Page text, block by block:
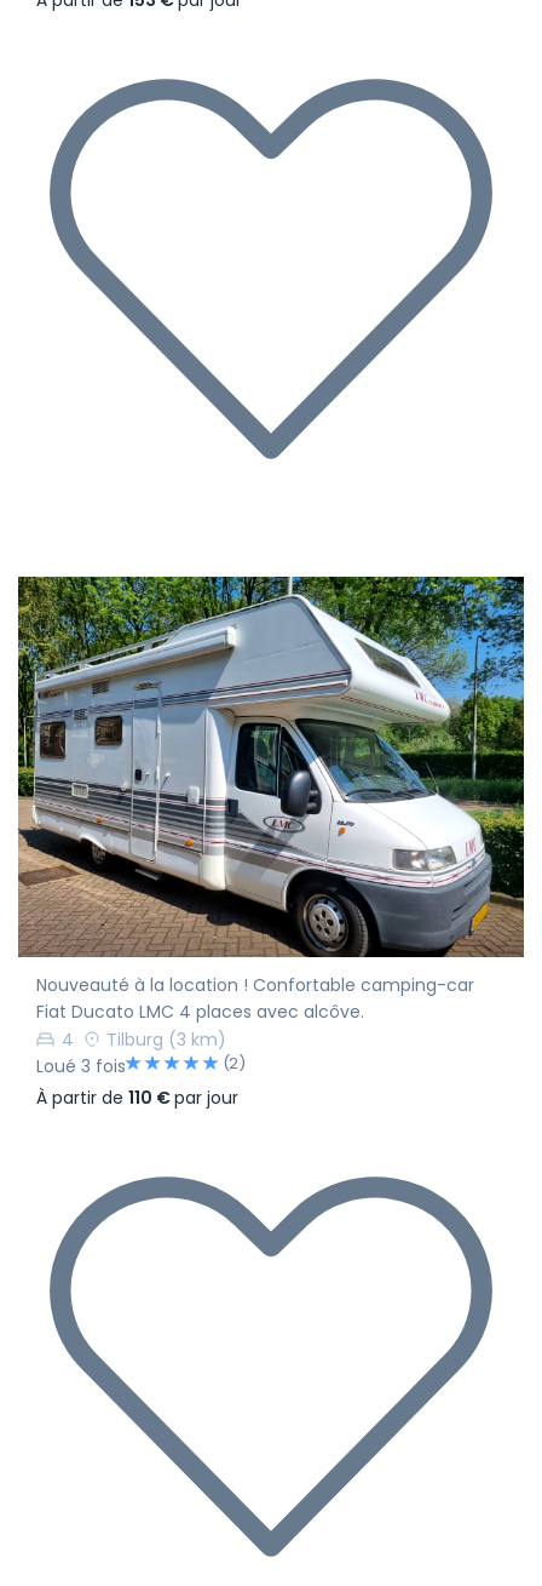
Nouveauté à la location ! Confortable camping-car
Fiat Ducato LMC 4 places avec alcôve.
4
Tilburg (3 km)
Loué 3 fois
(2)
À partir de 110 €par jour